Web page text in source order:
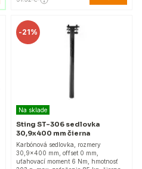
-21%
Na sklade
Sting ST-306 sedlovka
30,9x400 mm čierna
Karbónová sedlovka, rozmery
30,9x400 mm, offset 0 mm,
uťahovací moment 6 Nm, hmotnosť